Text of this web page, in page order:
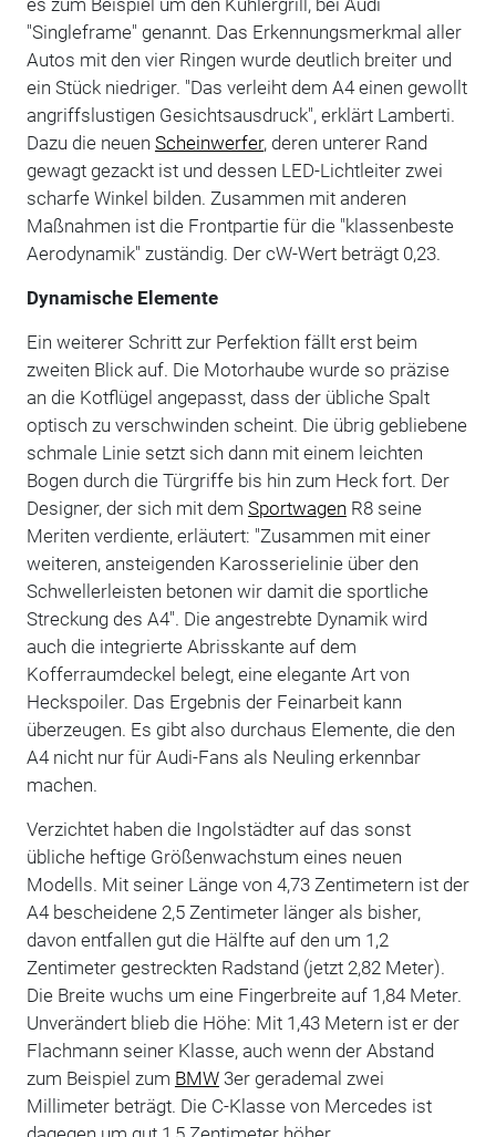
"Singleframe" genannt. Das Erkennungsmerkmal aller
Autos mit den vier Ringen wurde deutlich breiter und
ein Stück niedriger. "Das verleiht dem A4 einen gewollt
angriffslustigen Gesichtsausdruck", erklärt Lamberti.
Dazu die neuen Scheinwerfer, deren unterer Rand
gewagt gezackt ist und dessen LED-Lichtleiter zwei
scharfe Winkel bilden. Zusammen mit anderen
Maßnahmen ist die Frontpartie für die "klassenbeste
Aerodynamik" zuständig. Der cW-Wert beträgt 0,23.
Dynamische Elemente
Ein weiterer Schritt zur Perfektion fällt erst beim
zweiten Blick auf. Die Motorhaube wurde so präzise
an die Kotflügel angepasst, dass der übliche Spalt
optisch zu verschwinden scheint. Die übrig gebliebene
schmale Linie setzt sich dann mit einem leichten
Bogen durch die Türgriffe bis hin zum Heck fort. Der
Designer, der sich mit dem Sportwagen R8 seine
Meriten verdiente, erläutert: "Zusammen mit einer
weiteren, ansteigenden Karosserielinie über den
Schwellerleisten betonen wir damit die sportliche
Streckung des A4". Die angestrebte Dynamik wird
auch die integrierte Abrisskante auf dem
Kofferraumdeckel belegt, eine elegante Art von
Heckspoiler. Das Ergebnis der Feinarbeit kann
überzeugen. Es gibt also durchaus Elemente, die den
A4 nicht nur für Audi-Fans als Neuling erkennbar
machen.
Verzichtet haben die Ingolstädter auf das sonst
übliche heftige Größenwachstum eines neuen
Modells. Mit seiner Länge von 4,73 Zentimetern ist der
A4 bescheidene 2,5 Zentimeter länger als bisher,
davon entfallen gut die Hälfte auf den um 1,2
Zentimeter gestreckten Radstand (jetzt 2,82 Meter).
Die Breite wuchs um eine Fingerbreite auf 1,84 Meter.
Unverändert blieb die Höhe: Mit 1,43 Metern ist er der
Flachmann seiner Klasse, auch wenn der Abstand
zum Beispiel zum BMW3er gerademal zwei
Millimeter beträgt. Die C-Klasse von Mercedes ist